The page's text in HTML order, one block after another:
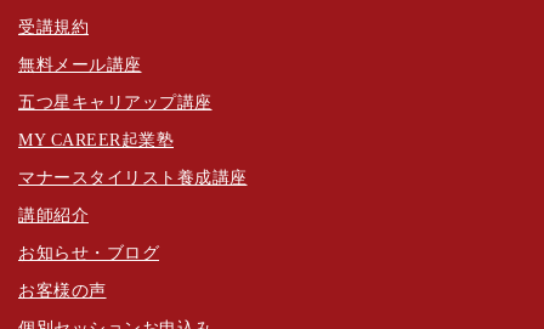
受講規約
無料メール講座
五つ星キャリアップ講座
MY CAREER起業塾
マナースタイリスト養成講座
講師紹介
お知らせ・ブログ
お客様の声